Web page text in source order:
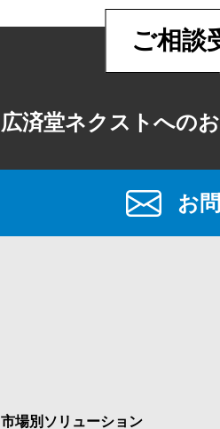
ご相談
広済堂ネクストへの
お
市場別ソリューション